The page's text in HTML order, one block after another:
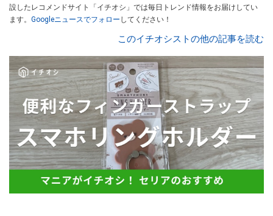
設したレコメンドサイト「イチオシ」では毎日トレンド情報をお届けしてい
ます。 Googleニュースでフォロー してください！
このイチオシストの他の記事を読む